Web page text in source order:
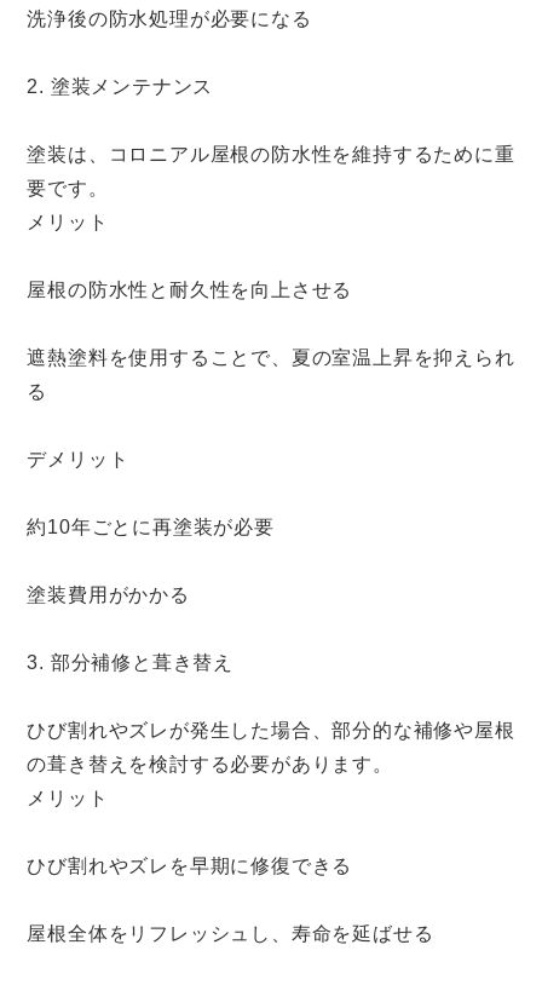
洗浄後の防水処理が必要になる
2. 塗装メンテナンス
塗装は、コロニアル屋根の防水性を維持するために重
要です。
メリット
屋根の防水性と耐久性を向上させる
遮熱塗料を使用することで、夏の室温上昇を抑えられ
る
デメリット
約10年ごとに再塗装が必要
塗装費用がかかる
3. 部分補修と葺き替え
ひび割れやズレが発生した場合、部分的な補修や屋根
の葺き替えを検討する必要があります。
メリット
ひび割れやズレを早期に修復できる
屋根全体をリフレッシュし、寿命を延ばせる